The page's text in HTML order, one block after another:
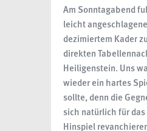
Am Sonntagabend
leicht
dezimiertem Kader
direkten
Heiligenstein. Uns
wieder ein hartes
sollte, denn die
sich natürlich für
Hinspiel